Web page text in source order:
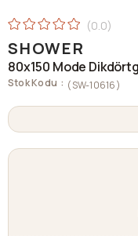
0.0
SHOWER
80x150 Mode
Stok Kodu (SW-10616)